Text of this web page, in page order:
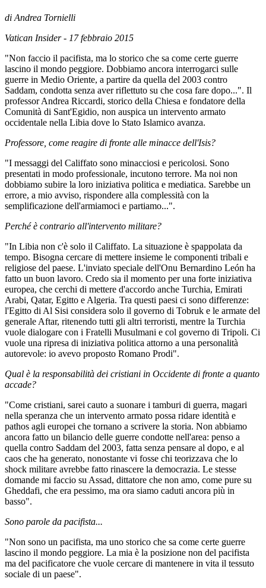
di Andrea Tornielli
Vatican Insider - 17 febbraio 2015
"Non faccio il pacifista, ma lo storico che sa come certe guerre
lascino il mondo peggiore. Dobbiamo ancora interrogarci sulle
guerre in Medio Oriente, a partire da quella del 2003 contro
Saddam, condotta senza aver riflettuto su che cosa fare dopo...". Il
professor Andrea Riccardi, storico della Chiesa e fondatore della
Comunità di Sant'Egidio, non auspica un intervento armato
occidentale nella Libia dove lo Stato Islamico avanza.
Professore, come reagire di fronte alle minacce dell'Isis?
"I messaggi del Califfato sono minacciosi e pericolosi. Sono
presentati in modo professionale, incutono terrore. Ma noi non
dobbiamo subire la loro iniziativa politica e mediatica. Sarebbe un
errore, a mio avviso, rispondere alla complessità con la
semplificazione dell'armiamoci e partiamo...".
Perché è contrario all'intervento militare?
"In Libia non c'è solo il Califfato. La situazione è spappolata da
tempo. Bisogna cercare di mettere insieme le componenti tribali e
religiose del paese. L'inviato speciale dell'Onu Bernardino León ha
fatto un buon lavoro. Credo sia il momento per una forte iniziativa
europea, che cerchi di mettere d'accordo anche Turchia, Emirati
Arabi, Qatar, Egitto e Algeria. Tra questi paesi ci sono differenze:
l'Egitto di Al Sisi considera solo il governo di Tobruk e le armate del
generale Aftar, ritenendo tutti gli altri terroristi, mentre la Turchia
vuole dialogare con i Fratelli Musulmani e col governo di Tripoli. Ci
vuole una ripresa di iniziativa politica attorno a una personalità
autorevole: io avevo proposto Romano Prodi".
Qual è la responsabilità dei cristiani in Occidente di fronte a quanto
accade?
"Come cristiani, sarei cauto a suonare i tamburi di guerra, magari
nella speranza che un intervento armato possa ridare identità e
pathos agli europei che tornano a scrivere la storia. Non abbiamo
ancora fatto un bilancio delle guerre condotte nell'area: penso a
quella contro Saddam del 2003, fatta senza pensare al dopo, e al
caos che ha generato, nonostante vi fosse chi teorizzava che lo
shock militare avrebbe fatto rinascere la democrazia. Le stesse
domande mi faccio su Assad, dittatore che non amo, come pure su
Gheddafi, che era pessimo, ma ora siamo caduti ancora più in
basso".
Sono parole da pacifista...
"Non sono un pacifista, ma uno storico che sa come certe guerre
lascino il mondo peggiore. La mia è la posizione non del pacifista
ma del pacificatore che vuole cercare di mantenere in vita il tessuto
sociale di un paese".